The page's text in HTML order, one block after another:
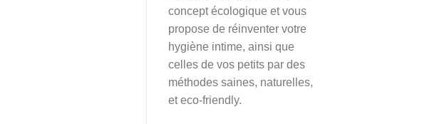
concept écologique et vous
propose de réinventer votre
hygiène intime, ainsi que
celles de vos petits par des
méthodes saines, naturelles,
et eco-friendly.